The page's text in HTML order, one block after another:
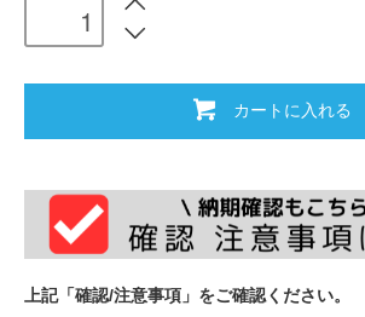
カートに入れる
上記「確認/注意事項」をご確認ください。